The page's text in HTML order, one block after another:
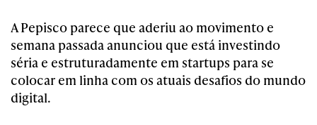
A Pepisco parece que aderiu ao movimento e
semana passada anunciou que está investindo
séria e estruturadamente em startups para se
colocar em linha com os atuais desafios do mundo
digital.